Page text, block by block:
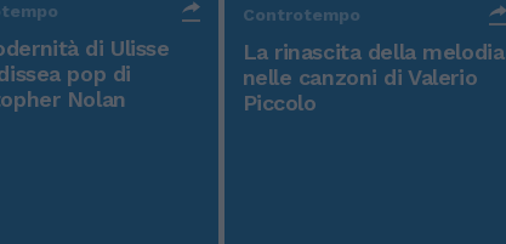
di Ulisse
pop di
Nolan
Controtempo
La rinascita della melodia
nelle canzoni di Valerio
Piccolo